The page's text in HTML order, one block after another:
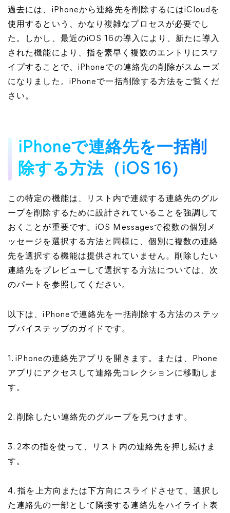
過去には、iPhoneから連絡先を削除するにはiCloudを
使用するという、かなり複雑なプロセスが必要でし
た。しかし、最近のiOS 16の導入により、新たに導入
された機能により、指を素早く複数のエントリにスワ
イプすることで、iPhoneでの連絡先の削除がスムーズ
になりました。iPhoneで一括削除する方法をご覧くだ
さい。
iPhoneで連絡先を一括削
除する方法（iOS 16）
この特定の機能は、リスト内で連続する連絡先のグル
ープを削除するために設計されていることを強調して
おくことが重要です。iOS Messagesで複数の個別メ
ッセージを選択する方法と同様に、個別に複数の連絡
先を選択する機能は提供されていません。削除したい
連絡先をプレビューして選択する方法については、次
のパートを参照してください。
以下は、iPhoneで連絡先を一括削除する方法のステッ
プバイステップのガイドです。
1. iPhoneの連絡先アプリを開きます。または、Phone
アプリにアクセスして連絡先コレクションに移動しま
す。
2. 削除したい連絡先のグループを見つけます。
3. 2本の指を使って、リスト内の連絡先を押し続けま
す。
4. 指を上方向または下方向にスライドさせて、選択し
た連絡先の一部として隣接する連絡先をハイライト表